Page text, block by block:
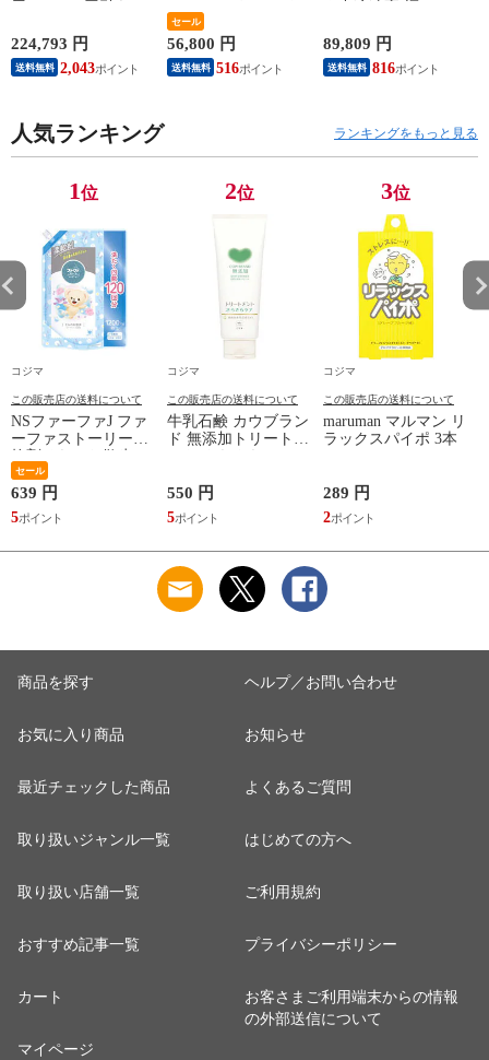
Mini LED液晶テレビ
VIERA ビエラ W95C
50V型 4K対応 TV-
224,793 円
送料無料 2,043
レージ：256GB］ サ
ンドローズ PC-
T1175LAC
セール
56,800 円
送料無料 516
AQR-36A-N（標準設
置無料）
89,809 円
送料無料 816
人気ランキング ランキングをもっと見る
1位
コジマ
この販売店の送料について
NSファーファJ ファ
ーファストーリー柔
1200mL 詰替
セール
639 円
5
2位
コジマ
この販売店の送料について
牛乳石鹸 カウブラン
ド 無添加トリートメ
550 円
5
3位
コジマ
この販売店の送料について
maruman マルマン リ
ラックスパイポ 3本
289 円
2
商品を探す
お気に入り商品
最近チェックした商品
取り扱いジャンル一覧
取り扱い店舗一覧
おすすめ記事一覧
カート
マイページ
ヘルプ／お問い合わせ
お知らせ
よくあるご質問
はじめての方へ
ご利用規約
プライバシーポリシー
お客さまご利用端末からの情報
の外部送信について